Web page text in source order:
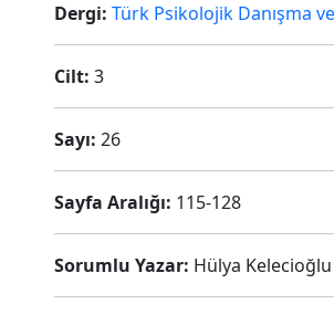
Dergi: Türk Psikolojik Danışma
Cilt: 3
Sayı: 26
Sayfa Aralığı: 115-128
Sorumlu Yazar: Hülya Kelecioğlu